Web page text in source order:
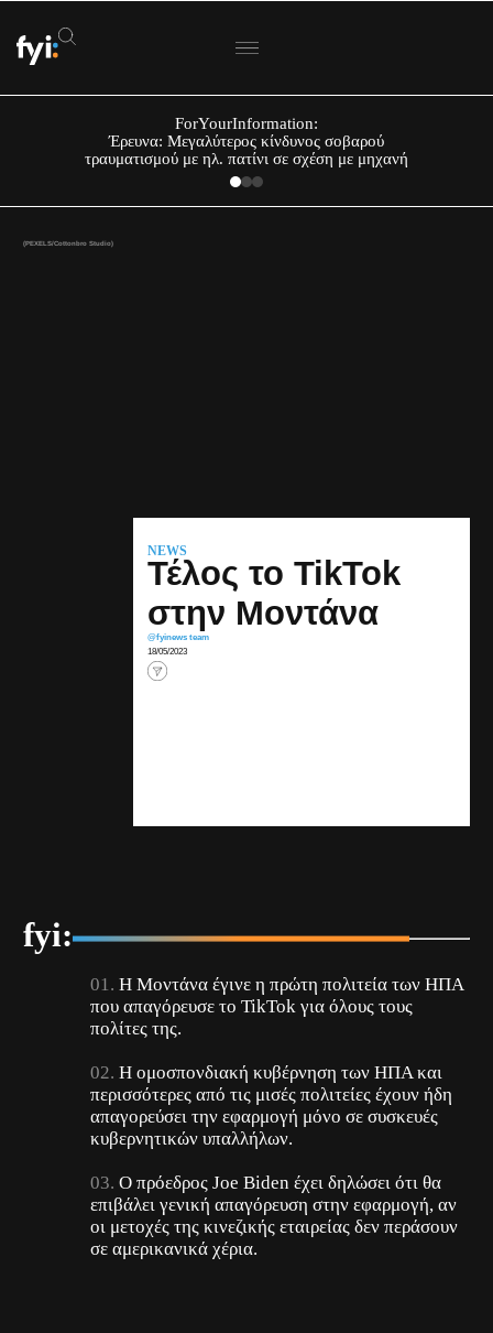
ForYourInformation:
Έρευνα: Μεγαλύτερος κίνδυνος σοβαρού
τραυματισμού με ηλ. πατίνι σε σχέση με μηχανή
(PEXELS/Cottonbro Studio)
NEWS
Τέλος το TikTok
στην Μοντάνα
@fyinews team
18/05/2023
fyi:
Η Μοντάνα έγινε η πρώτη πολιτεία των ΗΠΑ
που απαγόρευσε το TikTok για όλους τους
πολίτες της.
Η ομοσπονδιακή κυβέρνηση των ΗΠΑ και
περισσότερες από τις μισές πολιτείες έχουν ήδη
απαγορεύσει την εφαρμογή μόνο σε συσκευές
κυβερνητικών υπαλλήλων.
Ο πρόεδρος Joe Biden έχει δηλώσει ότι θα
επιβάλει γενική απαγόρευση στην εφαρμογή, αν
οι μετοχές της κινεζικής εταιρείας δεν περάσουν
σε αμερικανικά χέρια.